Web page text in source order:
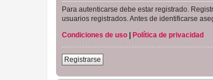
Para autenticarse debe estar registrado.
usuarios registrados. Antes de identificarse
Condiciones de uso
Política de privacidad
Registrarse